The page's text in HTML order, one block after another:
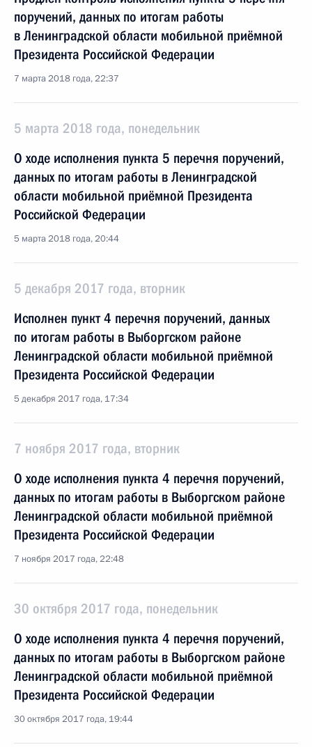
поручений, данных по итогам работы
в Ленинградской области мобильной приёмной
Президента Российской Федерации
7 марта 2018 года, 22:37
5 марта 2018 года, понедельник
О ходе исполнения пункта 5 перечня поручений,
данных по итогам работы в Ленинградской
области мобильной приёмной Президента
Российской Федерации
5 марта 2018 года, 20:44
5 декабря 2017 года, вторник
Исполнен пункт 4 перечня поручений, данных
по итогам работы в Выборгском районе
Ленинградской области мобильной приёмной
Президента Российской Федерации
5 декабря 2017 года, 17:34
7 ноября 2017 года, вторник
О ходе исполнения пункта 4 перечня поручений,
данных по итогам работы в Выборгском районе
Ленинградской области мобильной приёмной
Президента Российской Федерации
7 ноября 2017 года, 22:48
30 октября 2017 года, понедельник
О ходе исполнения пункта 4 перечня поручений,
данных по итогам работы в Выборгском районе
Ленинградской области мобильной приёмной
Президента Российской Федерации
30 октября 2017 года, 19:44